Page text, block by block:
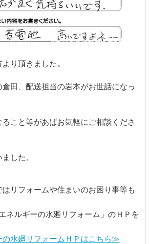
り頂きました。
田、配送担当の岩本がお世話になっ
こと等があばお気軽にご相談くださ
した。
リフォームや住まいのお困り事等も
ネルギーの水廻リフォーム」のＨＰを
水廻リフォームＨＰはこちら≫